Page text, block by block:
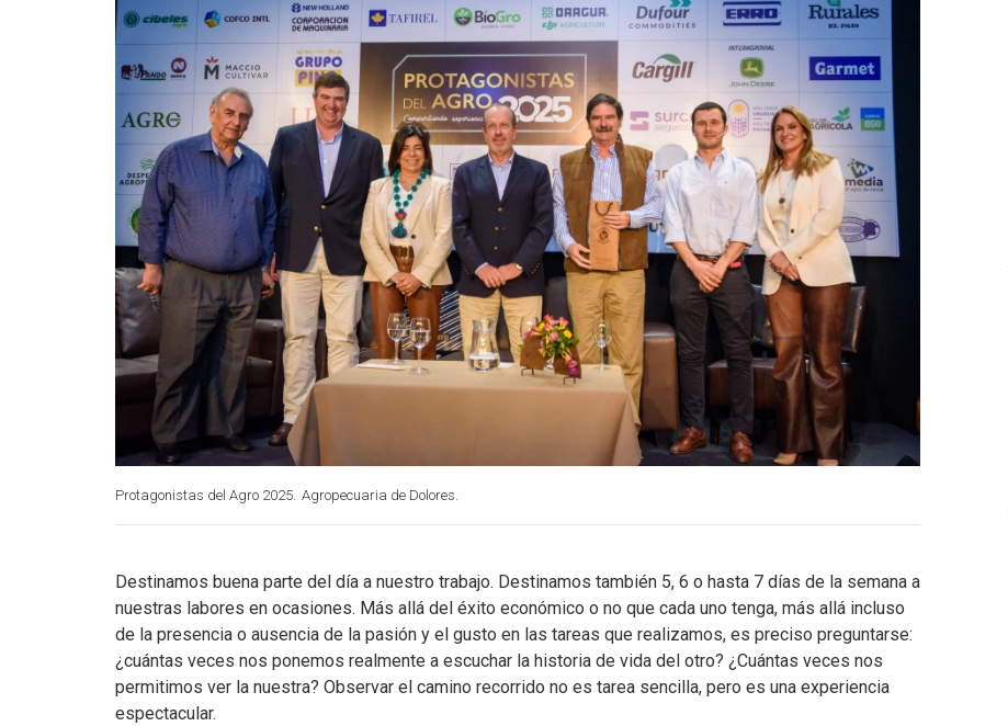
Protagonistas del Agro 2025. Agropecuaria de Dolores.
Destinamos buena parte del día a nuestro trabajo. Destinamos también 5, 6 o hasta 7 días de la semana a
nuestras labores en ocasiones. Más allá del éxito económico o no que cada uno tenga, más allá incluso
de la presencia o ausencia de la pasión y el gusto en las tareas que realizamos, es preciso preguntarse:
¿cuántas veces nos ponemos realmente a escuchar la historia de vida del otro? ¿Cuántas veces nos
permitimos ver la nuestra? Observar el camino recorrido no es tarea sencilla, pero es una experiencia
espectacular.